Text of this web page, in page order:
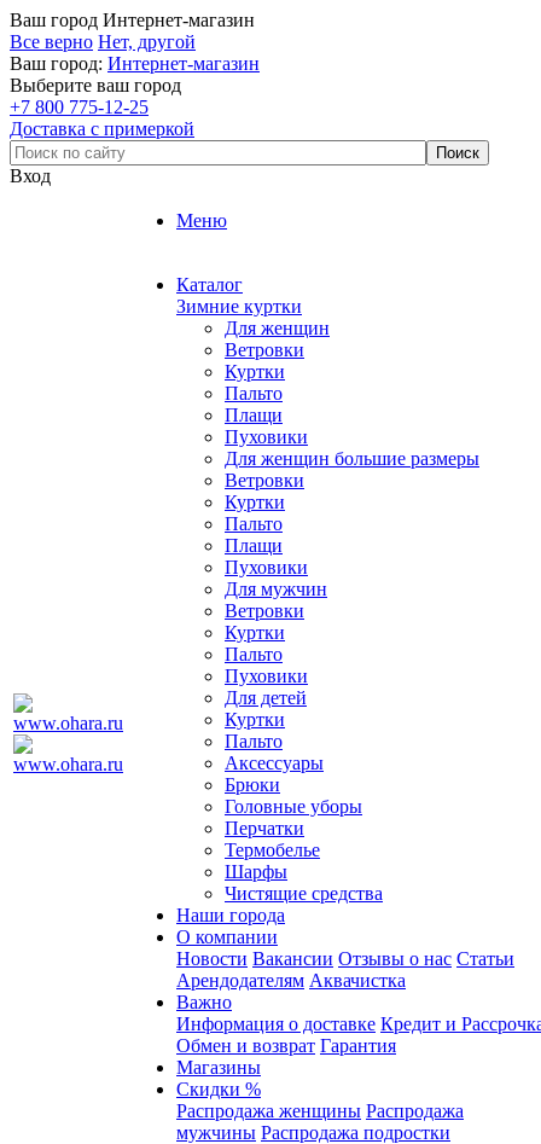
Ваш город Интернет-магазин
Все верно Нет, другой
Ваш город: Интернет-магазин
Выберите ваш город
+7 800 775-12-25
Доставка с примеркой
Вход
Меню
Каталог
Зимние куртки
Для женщин
Ветровки
Куртки
Пальто
Плащи
Пуховики
Для женщин большие размеры
Ветровки
Куртки
Пальто
Плащи
Пуховики
Для мужчин
Ветровки
Куртки
Пальто
Пуховики
Для детей
Куртки
Пальто
Аксессуары
Брюки
Головные уборы
Перчатки
Термобелье
Шарфы
Чистящие средства
Наши города
О компании
Новости Вакансии Отзывы о нас Статьи
Арендодателям Аквачистка
Важно
Информация о доставке Кредит и
Обмен и возврат Гарантия
Магазины
Скидки %
Распродажа женщины Распродажа
мужчины Распродажа подростки